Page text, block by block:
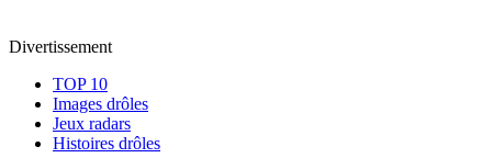
Divertissement
TOP 10
Images drôles
Jeux radars
Histoires drôles